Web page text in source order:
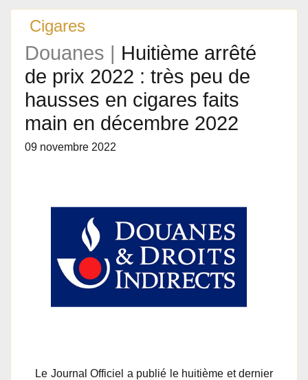
Cigares
Douanes | Huitième arrêté
de prix 2022 : très peu de
hausses en cigares faits
main en décembre 2022
09 novembre 2022
Le Journal Officiel a publié le huitième et dernier